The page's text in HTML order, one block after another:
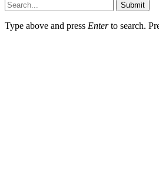
Submit
Type above and press Enterto search.